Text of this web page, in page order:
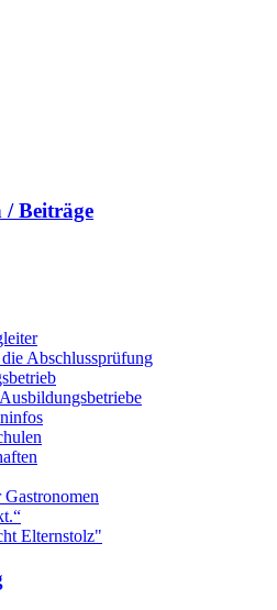
/ Beiträge
Abschlussprüfung
Elternstolz"